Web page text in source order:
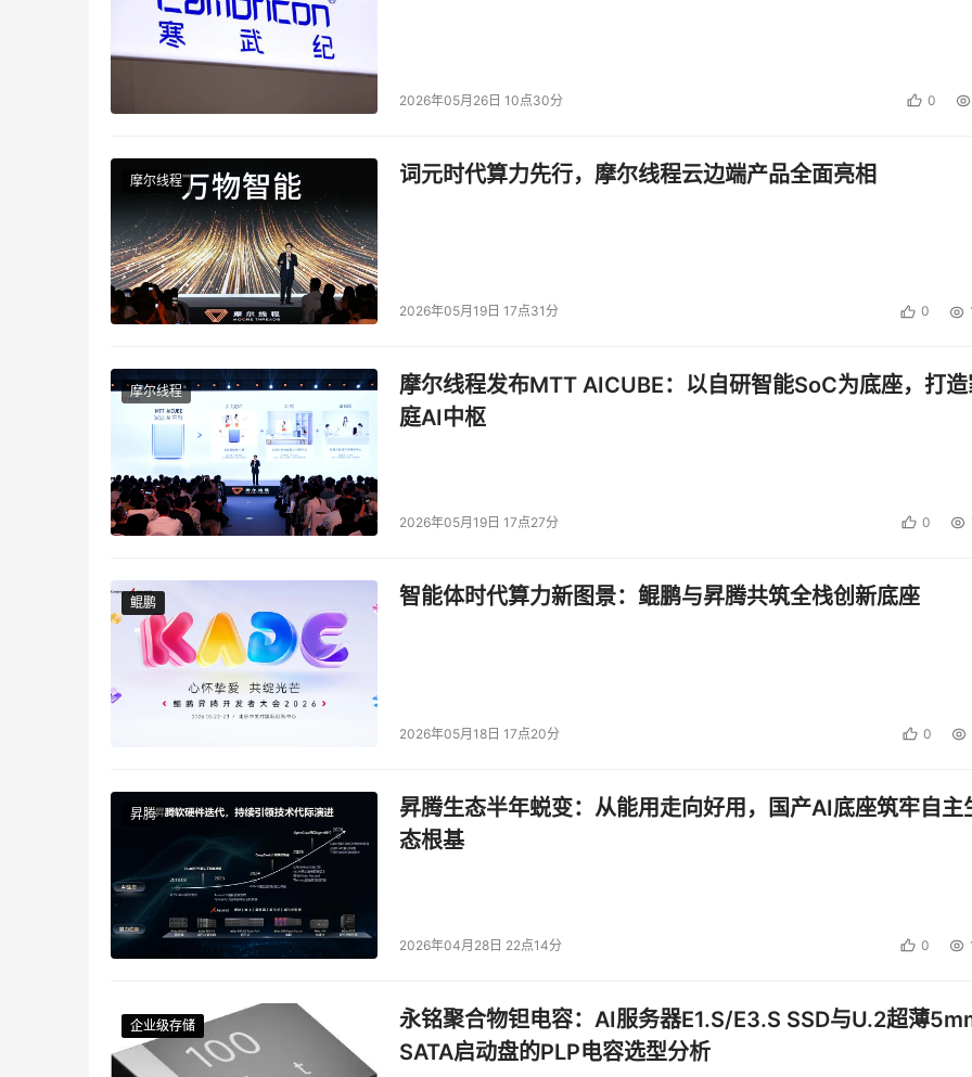
2026年05月26日 10点30分 0
摩尔线程 词元时代算力先行，摩尔线程云边端产品全面亮相
2026年05月19日 17点31分 0
摩尔线程
摩尔线程发布MTT AICUBE：以自研智能SoC为底座，打
庭AI中枢
2026年05月19日 17点27分 0
鲲鹏
鲲鹏 智能体时代算力新图景：鲲鹏与昇腾共筑全栈创新底座
2026年05月18日 17点20分 0
昇腾
昇腾生态半年蜕变：从能用走向好用，国产AI底座筑牢自主
态根基
2026年04月28日 22点14分 0
企业级存储
企业级存储
企业级存储
企业级存储
永铭聚合物钽电容：AI服务器E1.S/E3.S SSD与U.2超薄
SATA启动盘的PLP电容选型分析